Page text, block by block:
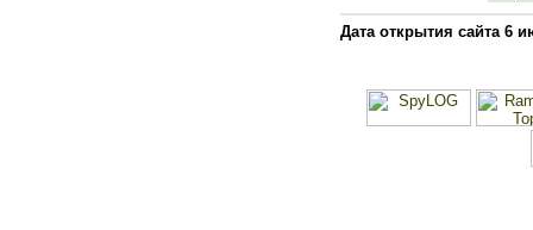
Дата открытия сайта 6